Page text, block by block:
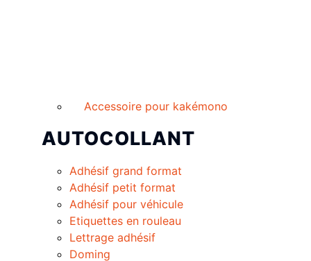
Accessoire pour kakémono
AUTOCOLLANT
Adhésif grand format
Adhésif petit format
Adhésif pour véhicule
Etiquettes en rouleau
Lettrage adhésif
Doming